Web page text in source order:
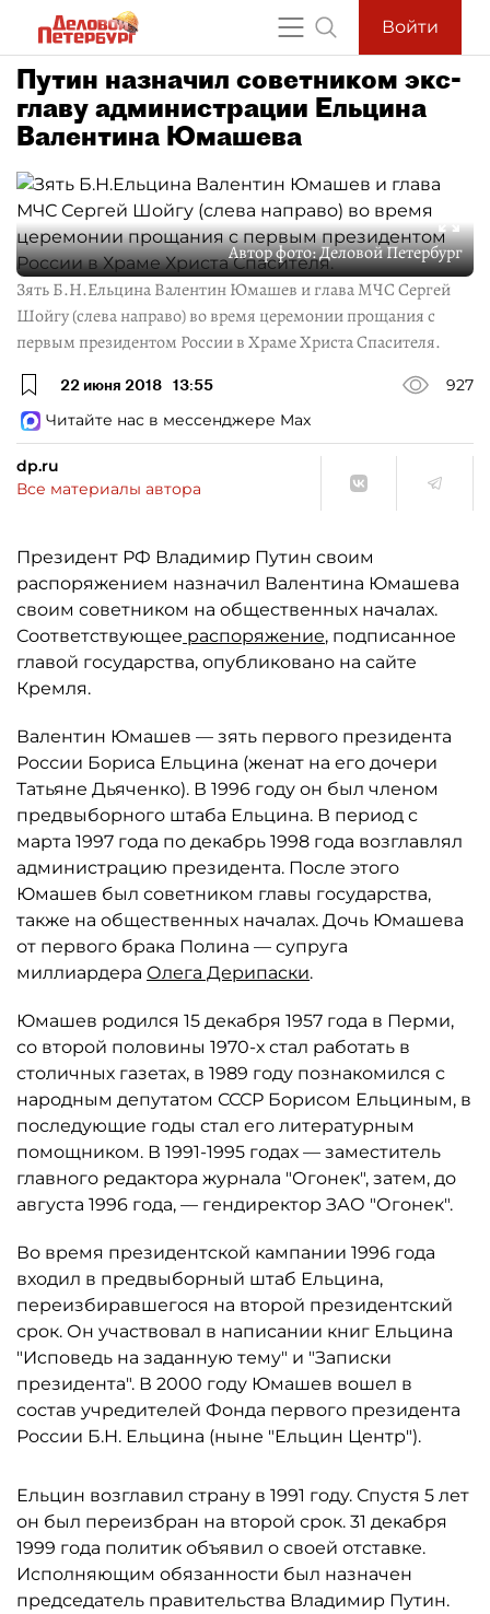
Войти
Путин назначил советником экс-
главу администрации Ельцина
Валентина Юмашева
Автор фото:Деловой Петербург
Зять Б.Н.Ельцина Валентин Юмашев и глава МЧС Сергей
Шойгу (слева направо) во время церемонии прощания с
первым президентом России в Храме Христа Спасителя.
22 июня 2018 13:55
927
Читайте нас в мессенджере Max
dp.ru
Все материалы автора
Президент РФ Владимир Путин своим
распоряжением назначил Валентина Юмашева
своим советником на общественных началах.
Соответствующее распоряжение, подписанное
главой государства, опубликовано на сайте
Кремля.
Валентин Юмашев — зять первого президента
России Бориса Ельцина (женат на его дочери
Татьяне Дьяченко). В 1996 году он был членом
предвыборного штаба Ельцина. В период с
марта 1997 года по декабрь 1998 года возглавлял
администрацию президента. После этого
Юмашев был советником главы государства,
также на общественных началах. Дочь Юмашева
от первого брака Полина — супруга
миллиардера Олега Дерипаски.
Юмашев родился 15 декабря 1957 года в Перми,
со второй половины 1970-х стал работать в
столичных газетах, в 1989 году познакомился с
народным депутатом СССР Борисом Ельциным, в
последующие годы стал его литературным
помощником. В 1991-1995 годах — заместитель
главного редактора журнала "Огонек", затем, до
августа 1996 года, — гендиректор ЗАО "Огонек".
Во время президентской кампании 1996 года
входил в предвыборный штаб Ельцина,
переизбиравшегося на второй президентский
срок. Он участвовал в написании книг Ельцина
"Исповедь на заданную тему" и "Записки
президента". В 2000 году Юмашев вошел в
состав учредителей Фонда первого президента
России Б.Н. Ельцина (ныне "Ельцин Центр").
Ельцин возглавил страну в 1991 году. Спустя 5 лет
он был переизбран на второй срок. 31 декабря
1999 года политик объявил о своей отставке.
Исполняющим обязанности был назначен
председатель правительства Владимир Путин.